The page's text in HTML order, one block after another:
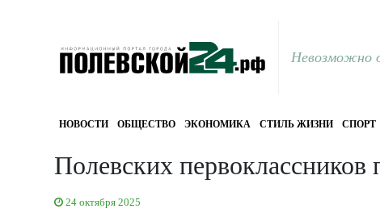
Невозможно
НОВОСТИ ОБЩЕСТВО ЭКОНОМИКА СТИЛЬ ЖИЗНИ СПОРТ
Полевских
24 октября 2025